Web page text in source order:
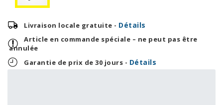
Livraison locale gratuite - Détails
Article en commande spéciale – ne peut pas être
annulée
Garantie de prix de 30 jours - Détails